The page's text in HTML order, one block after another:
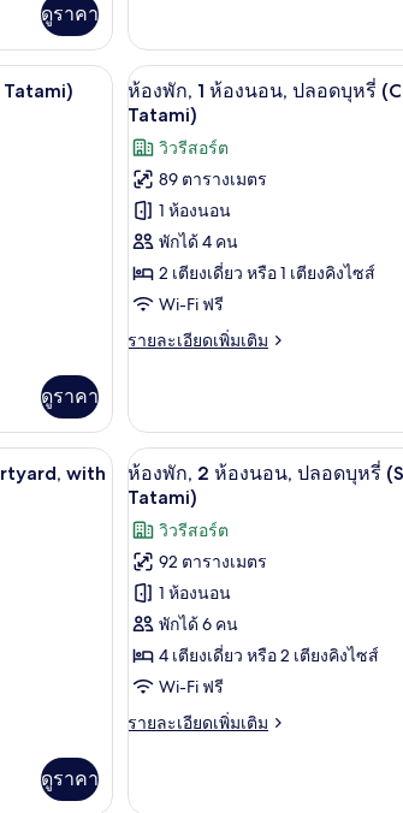
ดูราคา
Tatami)
เกี่ยว
กับ
สตู
ดิ
ปลอด
บุหรี่
(Village,
with
Tatami)
ที่นอน
ตารีด/โต๊ะรีดผ้า, Wi-Fi ฟรี, ผ้าปูที่นอน
ดูราคา
เปิด
ภาพถ่าย
ทั้งหมด
ของ
ห้อง
พัก,
1
ห้อง
นอน,
บุหรี่
(Corner
Suite
with
Tatami)
ห้อ
4
ห้องพัก, 1 ห้องนอน, ปลอดบุหรี่
Tatami)
วิวรีสอร์ต
89 ตารางเมตร
1 ห้องนอน
พักได้ 4 คน
2 เตียงเดี่ยว หรือ 1 เตียงคิงไซส์
Wi-Fi ฟรี
รายละเอียดเพิ่มเติม
ราย
เกี่ยว
กับ
ห้อง
พัก,
ห้อง
นอน,
ปลอด
บุหรี่
(Corner
with
Tatami)
พัก
with
ดูราคา
เปิด
ภาพถ่าย
ทั้งหมด
ของ
ห้อง
พัก,
2
ห้อง
นอน,
บุหรี่
ห้อ
5
ห้องพัก, 2 ห้องนอน, ปลอดบุหรี่
Tatami)
วิวรีสอร์ต
92 ตารางเมตร
1 ห้องนอน
พักได้ 6 คน
4 เตียงเดี่ยว หรือ 2 เตียงคิงไซส์
Wi-Fi ฟรี
รายละเอียดเพิ่มเติม
ราย
เกี่ยว